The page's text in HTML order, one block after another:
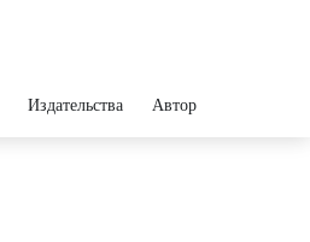
Издательства Авторы